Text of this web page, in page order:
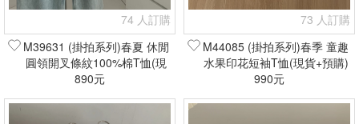
74 人訂購
M39631 (掛拍系列)春夏 休閒
圓領開叉條紋100%棉T恤(現
貨+預購)
890元
73 人訂購
M44085 (掛拍系列)春季 童趣
水果印花短袖T恤(現貨+預購)
990元